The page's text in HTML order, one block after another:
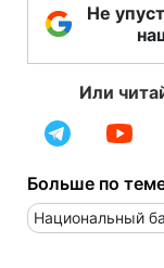
Не
Или
Больше по
Национальный